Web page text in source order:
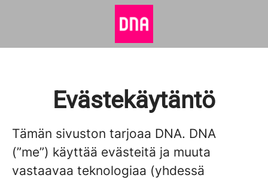
Evästekäytäntö
Tämän sivuston tarjoaa DNA. DNA
(”me”) käyttää evästeitä ja muuta
vastaavaa teknologiaa (yhdessä